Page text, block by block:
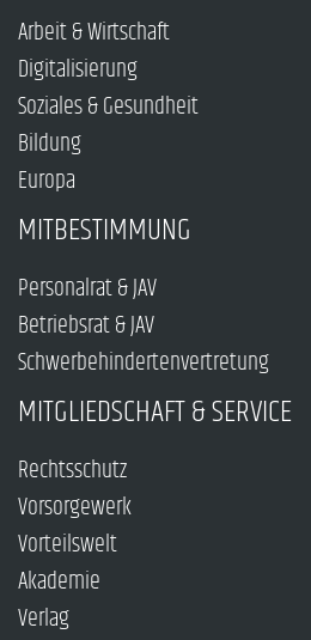
Arbeit & Wirtschaft
Digitalisierung
Soziales & Gesundheit
Bildung
Europa
MITBESTIMMUNG
Personalrat & JAV
Betriebsrat & JAV
Schwerbehindertenvertretung
MITGLIEDSCHAFT & SERVICE
Rechtsschutz
Vorsorgewerk
Vorteilswelt
Akademie
Verlag